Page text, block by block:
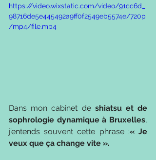
https://video.wixstatic.com/video/91cc6d_
98716de5e445492a9ff0f2549eb5574e/720p
/mp4/file.mp4
Dans mon cabinet de shiatsu et de
sophrologie dynamique à Bruxelles,
j’entends souvent cette phrase :« Je
veux que ça change vite ».